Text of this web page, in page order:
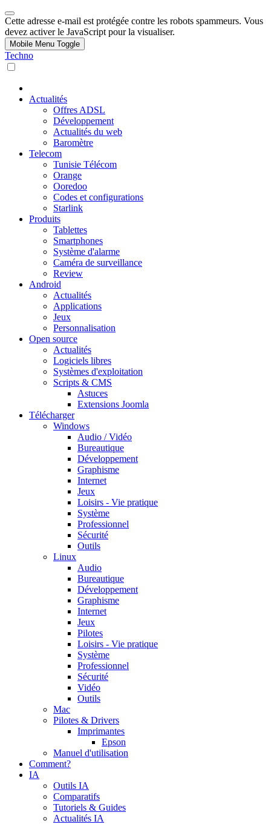
Cette adresse e-mail est protégée contre les robots spammeurs. Vous
devez activer le JavaScript pour la visualiser.
Mobile Menu Toggle
Techno
Actualités
Offres ADSL
Développement
Actualités du web
Baromètre
Telecom
Tunisie Télécom
Orange
Ooredoo
Codes et configurations
Starlink
Produits
Tablettes
Smartphones
Système d'alarme
Caméra de surveillance
Review
Android
Actualités
Applications
Jeux
Personnalisation
Open source
Actualités
Logiciels libres
Systèmes d'exploitation
Scripts & CMS
Astuces
Extensions Joomla
Télécharger
Windows
Audio / Vidéo
Bureautique
Développement
Graphisme
Internet
Jeux
Loisirs - Vie pratique
Système
Professionnel
Sécurité
Outils
Linux
Audio
Bureautique
Développement
Graphisme
Internet
Jeux
Pilotes
Loisirs - Vie pratique
Système
Professionnel
Sécurité
Vidéo
Outils
Mac
Pilotes & Drivers
Imprimantes
Epson
Manuel d'utilisation
Comment?
IA
Outils IA
Comparatifs
Tutoriels & Guides
Actualités IA